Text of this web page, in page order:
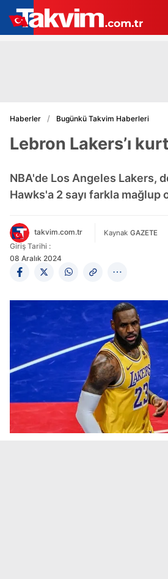
Haberler Bugünkü Takvim Haberleri
Lebron Lakers’ı
NBA'de Los Angeles Lakers,
Hawks'a 2 sayı farkla mağlup
takvim.com.tr Kaynak GAZETE
Giriş Tarihi :
08 Aralık 2024